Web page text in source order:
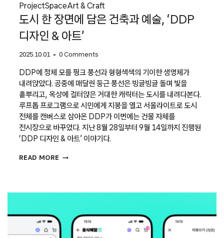
ProjectSpaceArt & Craft
도시 한 장면에 담은 건축과 예술, ‘DDP
디자인 & 아트’
2025.10.01 0 Comments
DDP에 정체 모를 핑크 풍선과 형형색색의 기이한 생명체가
내려앉았다. 공중에 매달린 둥근 풍선은 빙글빙글 돌며 빛을
흩뿌리고, 옥상에 걸터앉은 거대한 캐릭터는 도시를 내려다본다.
루프톱 프로그램으로 시민에게 지붕을 열고 서울라이트로 도시
전체를 캔버스로 삼아온 DDP가 이번에는 건물 자체를
전시장으로 바꾸었다. 지난 8월 28일부터 9월 14일까지 진행된
‘DDP 디자인 & 아트’ 이야기다.
READ MORE 도시
건축과
디자인
&